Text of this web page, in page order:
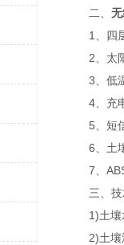
二、
1、四层
2、太阳
3、低温
4、充电
5、短信
6、土壤
7、ABS
三、技
1)土壤水
2)土壤温